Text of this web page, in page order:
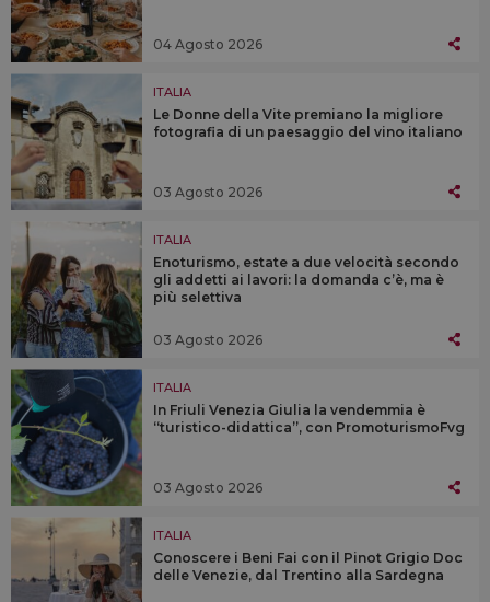
04 Agosto 2026
ITALIA
Le Donne della Vite premiano la migliore
fotografia di un paesaggio del vino italiano
03 Agosto 2026
ITALIA
Enoturismo, estate a due velocità secondo
gli addetti ai lavori: la domanda c’è, ma è
più selettiva
03 Agosto 2026
ITALIA
In Friuli Venezia Giulia la vendemmia è
“turistico-didattica”, con PromoturismoFvg
03 Agosto 2026
ITALIA
Conoscere i Beni Fai con il Pinot Grigio Doc
delle Venezie, dal Trentino alla Sardegna